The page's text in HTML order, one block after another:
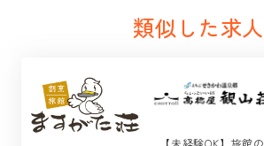
類似した求人
【未経験OK】旅館の